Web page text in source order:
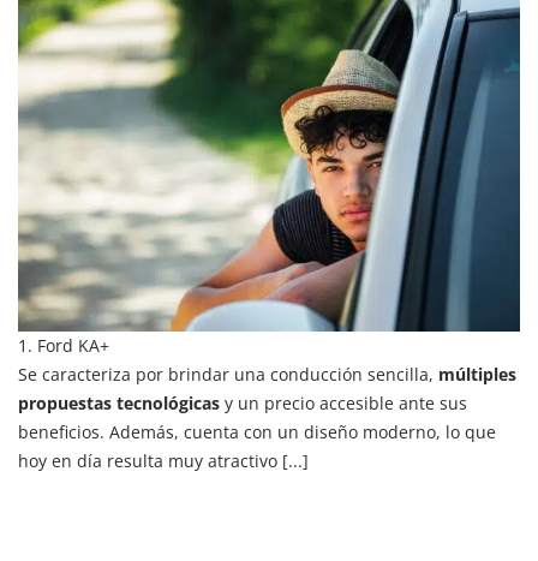
1. Ford KA+
Se caracteriza por brindar una conducción sencilla, múltiples
propuestas tecnológicas y un precio accesible ante sus
beneficios. Además, cuenta con un diseño moderno, lo que
hoy en día resulta muy atractivo [...]